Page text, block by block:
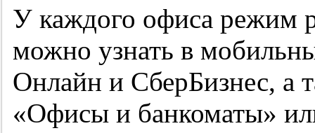
У каждого офиса режим
можно узнать в
Онлайн и СберБизнес, а
«Офисы и банкоматы»